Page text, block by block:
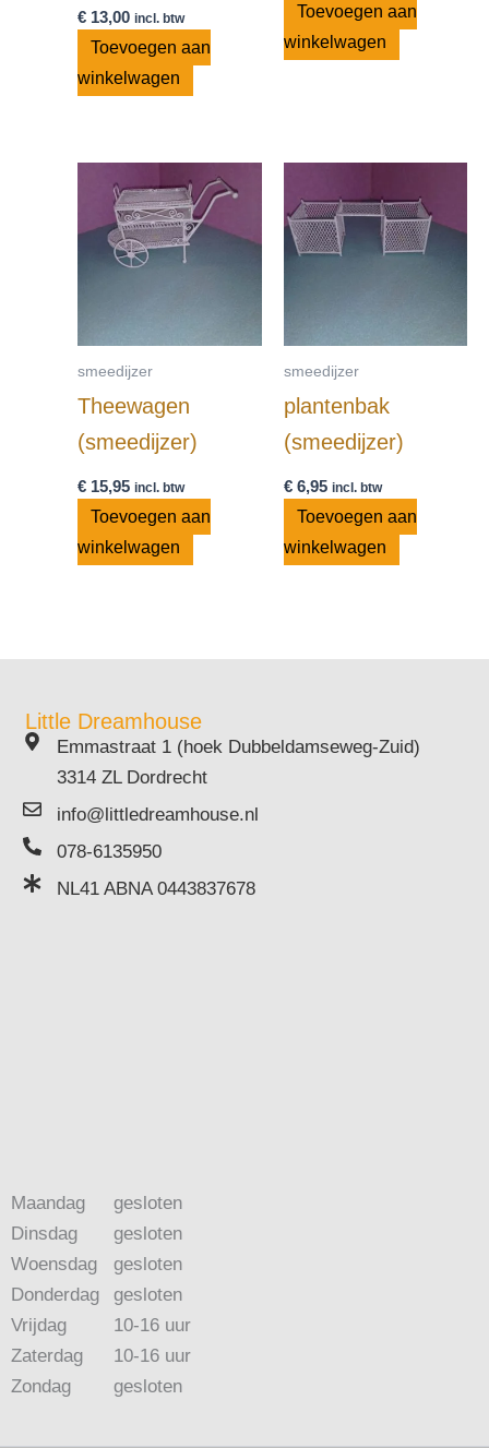
€ 13,00 incl. btw
Toevoegen aan
winkelwagen
Toevoegen aan
winkelwagen
smeedijzer
Theewagen
(smeedijzer)
€ 15,95 incl. btw
Toevoegen aan
winkelwagen
smeedijzer
plantenbak
(smeedijzer)
€6,95 incl. btw
Toevoegen aan
winkelwagen
Little Dreamhouse
Emmastraat 1 (hoek Dubbeldamseweg-Zuid)
3314 ZL Dordrecht
info@littledreamhouse.nl
078-6135950
NL41 ABNA 0443837678
Maandag
Dinsdag
Woensdag
Donderdag
Vrijdag
Zaterdag
Zondag
gesloten
gesloten
gesloten
gesloten
10-16 uur
10-16 uur
gesloten